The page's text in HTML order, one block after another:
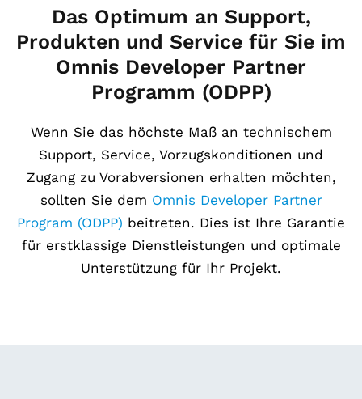
Das Optimum an Support,
Produkten und Service für Sie im
Omnis Developer Partner
Programm (ODPP)
Wenn Sie das höchste Maß an technischem
Support, Service, Vorzugskonditionen und
Zugang zu Vorabversionen erhalten möchten,
sollten Sie dem Omnis Developer Partner
Program (ODPP) beitreten. Dies ist Ihre Garantie
für erstklassige Dienstleistungen und optimale
Unterstützung für Ihr Projekt.